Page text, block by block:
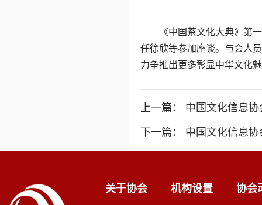
《中国茶文化大典》第一
任徐欣等参加座谈。与会人
力争推出更多彰显中华文化
上一篇： 中国文化信息
下一篇： 中国文化信息
关于协会 机构设置 协会